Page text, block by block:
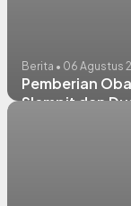
Berita • 06 Agustus
Pemberian
Slempit dan